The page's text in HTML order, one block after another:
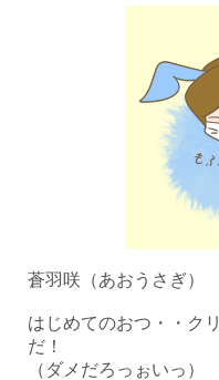
蒼羽咲（あおうさぎ）
はじめてのおつ・・ク
だ！
（ダメだろっぉいっ）